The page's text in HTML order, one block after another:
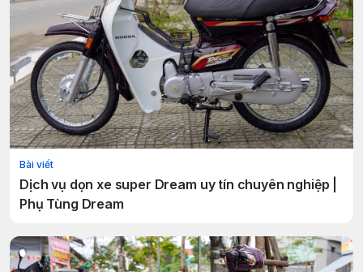
Bài viết
Dịch vụ dọn xe super Dream uy tín chuyên nghiệp |
Phụ Tùng Dream